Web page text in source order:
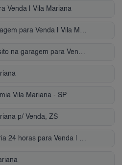
Venda | Vila Mariana
Apartamento hidromassagem para Venda | Vila Mariana
Apartamento com depósito na garagem para Venda | Vila Mariana
Vila Mariana - SP
p/ Venda, ZS
Apartamento com portaria 24 horas para Venda | Vila Mariana